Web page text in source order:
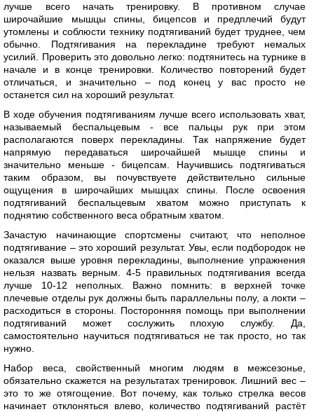
лучше всего начать тренировку. В противном случае
широчайшие мышцы спины, бицепсов и предплечий будут
утомлены и соблюсти технику подтягиваний будет труднее, чем
обычно. Подтягивания на перекладине требуют немалых
усилий. Проверить это довольно легко: подтянитесь на турнике в
начале и в конце тренировки. Количество повторений будет
отличаться, и значительно – под конец у вас просто не
останется сил на хороший результат.
В ходе обучения подтягиваниям лучше всего использовать хват,
называемый беспальцевым - все пальцы рук при этом
располагаются поверх перекладины. Так напряжение будет
напрямую передаваться широчайшей мышце спины и
значительно меньше - бицепсам. Научившись подтягиваться
таким образом, вы почувствуете действительно сильные
ощущения в широчайших мышцах спины. После освоения
подтягиваний беспальцевым хватом можно приступать к
поднятию собственного веса обратным хватом.
Зачастую начинающие спортсмены считают, что неполное
подтягивание – это хороший результат. Увы, если подбородок не
оказался выше уровня перекладины, выполнение упражнения
нельзя назвать верным. 4-5 правильных подтягивания всегда
лучше 10-12 неполных. Важно помнить: в верхней точке
плечевые отделы рук должны быть параллельны полу, а локти –
расходиться в стороны. Посторонняя помощь при выполнении
подтягиваний может сослужить плохую службу. Да,
самостоятельно научиться подтягиваться не так просто, но так
нужно.
Набор веса, свойственный многим людям в межсезонье,
обязательно скажется на результатах тренировок. Лишний вес –
это то же отягощение. Вот почему, как только стрелка весов
начинает отклоняться влево, количество подтягиваний растёт